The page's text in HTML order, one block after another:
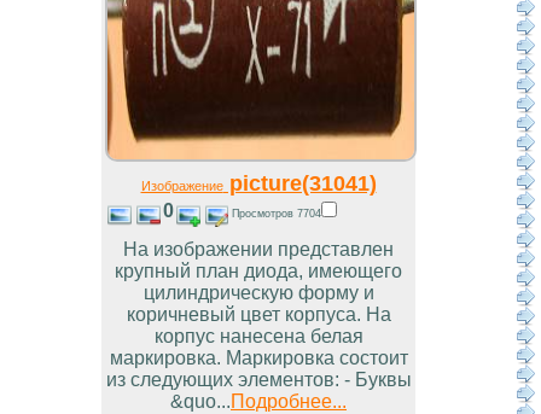
Изображениеpicture(31041)
0 Просмотров 7704
На изображении представлен
крупный план диода, имеющего
цилиндрическую форму и
коричневый цвет корпуса. На
корпус нанесена белая
маркировка. Маркировка состоит
из следующих элементов: - Буквы
&quo...Подробнее...